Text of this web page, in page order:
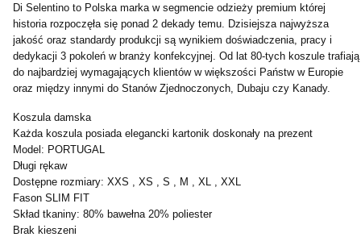
Di Selentino to Polska marka w segmencie odzieży premium której
historia rozpoczęła się ponad 2 dekady temu. Dzisiejsza najwyższa
jakość oraz standardy produkcji są wynikiem doświadczenia, pracy i
dedykacji 3 pokoleń w branży konfekcyjnej. Od lat 80-tych koszule trafiają
do najbardziej wymagających klientów w większości Państw w Europie
oraz między innymi do Stanów Zjednoczonych, Dubaju czy Kanady.
Koszula damska
Każda koszula posiada elegancki kartonik doskonały na prezent
Model: PORTUGAL
Długi rękaw
Dostępne rozmiary: XXS , XS , S , M , XL , XXL
Fason SLIM FIT
Skład tkaniny: 80% bawełna 20% poliester
Brak kieszeni